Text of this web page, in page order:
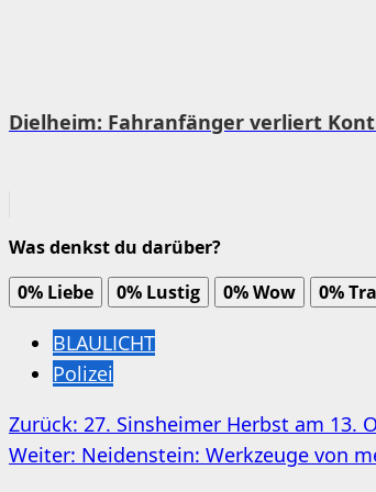
Dielheim: Fahranfänger verliert
Was denkst du darüber?
0% Liebe 0% Lustig 0%Wow 0%
BLAULICHT
Polizei
Beitragsnavigation
Zurück: 27. Sinsheimer Herbst am 13.
Weiter: Neidenstein: Werkzeuge von